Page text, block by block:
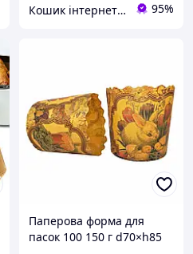
Кошик інтернет магазин 95%
Паперова форма для
пасок 100 150 г d70×h85